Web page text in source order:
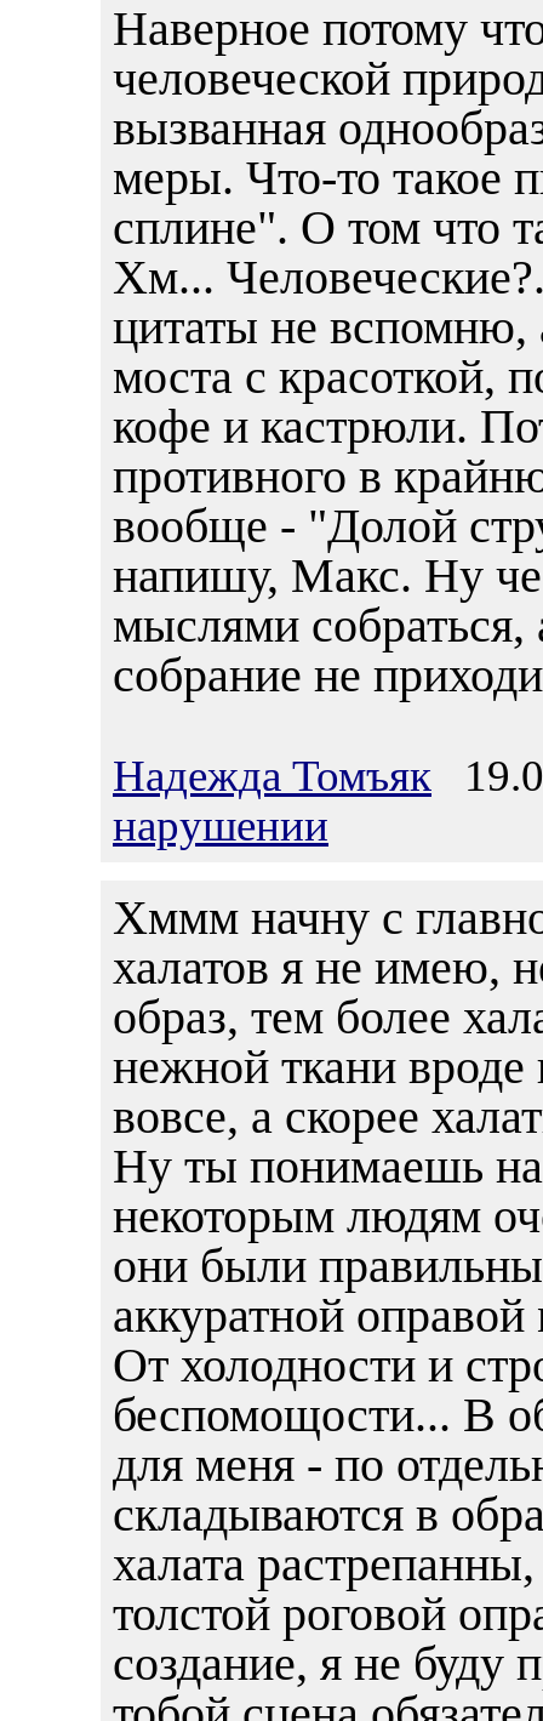
Наверное потому
человеческой
вызванная
меры. Что-то такое
сплине". О том что
Хм...
цитаты не вспомню,
моста с красоткой,
кофе и кастрюли.
противного в
вообще - "Долой
напишу, Макс. Ну
мыслями
собрание не
Надежда Томъяк
нарушении
Хммм начну с
халатов я не имею,
образ, тем более
нежной ткани
вовсе, а скорее
Ну ты понимаешь
некоторым людям
они были
аккуратной
От холодности и
беспомощости... В
для меня - по
складываются в
халата
толстой роговой
создание, я не буду